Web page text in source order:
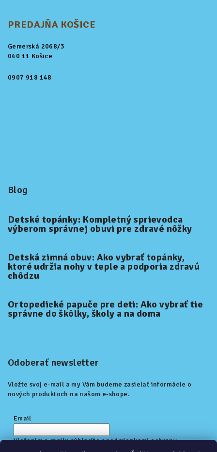
PREDAJŇA KOŠICE
Gemerská 2068/3
040 11 Košice
0907 918 148
Blog
Detské topánky: Kompletný sprievodca
výberom správnej obuvi pre zdravé nôžky
Detská zimná obuv: Ako vybrať topánky,
ktoré udržia nohy v teple a podporia zdravú
chôdzu
Ortopedické papuče pre deti: Ako vybrať tie
správne do škôlky, školy a na doma
Odoberať newsletter
Vložte svoj e-mail a my Vám budeme zasielať informácie o
nových produktoch na našom e-shope.
Email
Vložením e-mailu súhlasíte spodmienkami ochrany